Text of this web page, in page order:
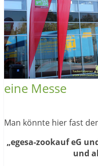
eine Messe
Man könnte hier fast
„egesa-zookauf eG
und